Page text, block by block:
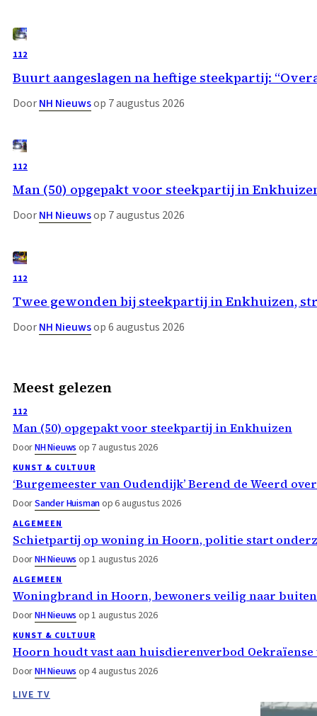
112
Buurt aangeslagen na heftige steekpartij:
DoorNH Nieuwsop 7 augustus 2026
112
Man (50) opgepakt voor steekpartij in
DoorNH Nieuwsop 7 augustus 2026
112
Twee gewonden bij steekpartij in Enkhuizen,
DoorNH Nieuwsop 6 augustus 2026
Meest gelezen
112
Man (50) opgepakt voor steekpartij in Enkhuizen
DoorNH Nieuws op 7 augustus 2026
KUNST & CULTUUR
‘Burgemeester van Oudendijk’ Berend de Weerd
DoorSander Huismanop 6 augustus 2026
ALGEMEEN
Schietpartij op woning in Hoorn, politie start
DoorNH Nieuws op 1 augustus 2026
ALGEMEEN
Woningbrand in Hoorn, bewoners veilig naar buiten
DoorNH Nieuws op 1 augustus 2026
KUNST & CULTUUR
Hoorn houdt vast aan huisdierenverbod
DoorNH Nieuws op 4 augustus 2026
LIVE TV